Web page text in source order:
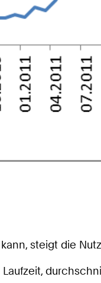
steigt die
Laufzeit,